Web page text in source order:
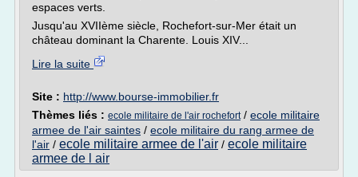
espaces verts.
Jusqu'au XVIIème siècle, Rochefort-sur-Mer était un
château dominant la Charente. Louis XIV...
Lire la suite
Site : http://www.bourse-immobilier.fr
Thèmes liés : ecole militaire de l'air rochefort/ ecole militaire
armee de l'air saintes / ecole militaire du rang armee de
l'air / ecole militaire armee de l'air / ecole militaire
armee de l air